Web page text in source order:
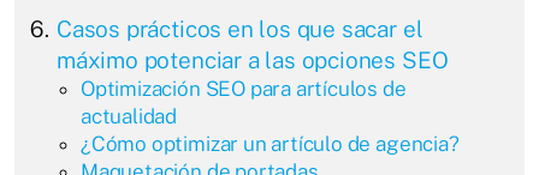
Casos prácticos en los que sacar el
máximo potenciar a las opciones SEO
Optimización SEO para artículos de
actualidad
¿Cómo optimizar un artículo de agencia?